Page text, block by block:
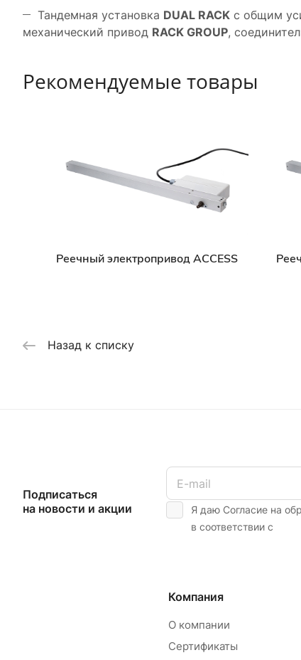
Тандемная установка DUAL RACK с общим
механический привод RACK GROUP,
Рекомендуемые товары
Реечный электропривод ACCESS
Назад к списку
Подписаться
на новости и акции
Я даю Согласие на
в соответствии с
Компания
О компании
Сертификаты